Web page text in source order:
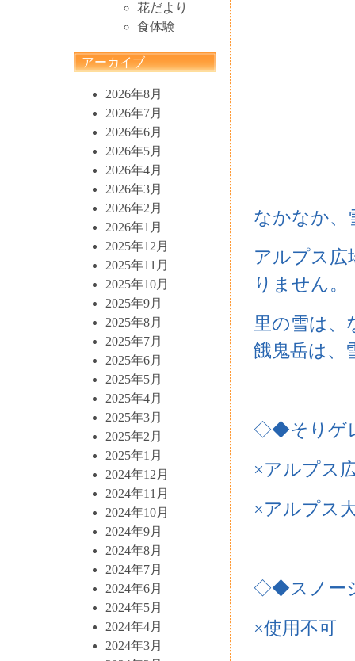
花だより
食体験
アーカイブ
2026年8月
2026年7月
2026年6月
2026年5月
2026年4月
2026年3月
2026年2月
2026年1月
2025年12月
2025年11月
2025年10月
2025年9月
2025年8月
2025年7月
2025年6月
2025年5月
2025年4月
2025年3月
2025年2月
2025年1月
2024年12月
2024年11月
2024年10月
2024年9月
2024年8月
2024年7月
2024年6月
2024年5月
2024年4月
2024年3月
なかなか
アルプス広
りません。
里の雪は、
餓鬼岳は、
◇◆そりゲ
×アルプス
×アルプス
◇◆スノー
×使用不可